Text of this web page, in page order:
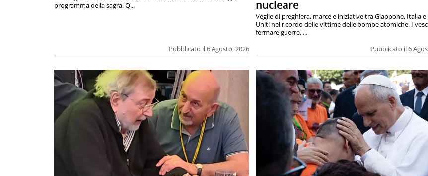
Pubblicato il 6 Agosto, 2026
programma della sagra. Q...
nucleare
Pubblicato il 6
Veglie di preghiera, marce e iniziative tra Giappone, Italia e
Uniti nel ricordo delle vittime delle bombe atomiche. I
fermare guerre, ...